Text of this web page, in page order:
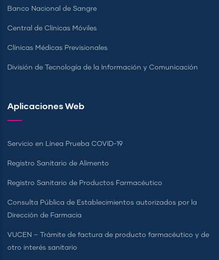
Banco Nacional de Sangre
Central de Clínicas Móviles
Clínicas Médicas Previsionales
División de Tecnología de la Información y Comunicación
Aplicaciones Web
Servicio en Línea Prueba COVID-19
Registro Sanitario de Alimento
Registro Sanitario de Productos Farmacéutico
Consulta Pública de Establecimientos autorizados por la
Dirección de Farmacia
VUCEN – Trámite de factura de producto farmacéutico y de
otro interés sanitario